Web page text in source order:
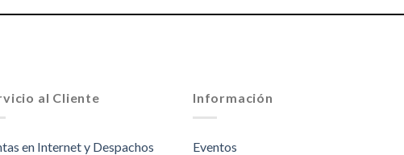
al Cliente
en Internet y Despachos
Información
Eventos